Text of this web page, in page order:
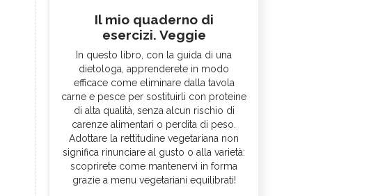
Il mio quaderno di
esercizi. Veggie
In questo libro, con la guida di una
dietologa, apprenderete in modo
efficace come eliminare dalla tavola
carne e pesce per sostituirli con proteine
di alta qualità, senza alcun rischio di
carenze alimentari o perdita di peso.
Adottare la rettitudine vegetariana non
significa rinunciare al gusto o alla varietà:
scoprirete come mantenervi in forma
grazie a menu vegetariani equilibrati!